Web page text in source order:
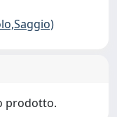
prodotto.